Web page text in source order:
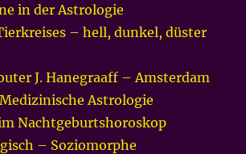
in der Astrologie
– hell, dunkel, düster
J. Hanegraaff – Amsterdam
Astrologie
Nachtgeburtshoroskop
– Soziomorphe